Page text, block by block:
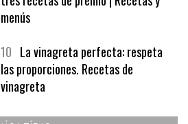
9Panecillos, gazpacho y bavarois,
tres recetas de premio | Recetas y
menús
10La vinagreta perfecta: respeta
las proporciones. Recetas de
vinagreta